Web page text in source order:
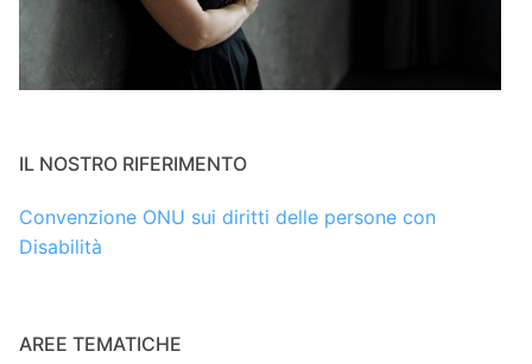
IL NOSTRO RIFERIMENTO
Convenzione ONU sui diritti delle persone con
Disabilità
AREE TEMATICHE